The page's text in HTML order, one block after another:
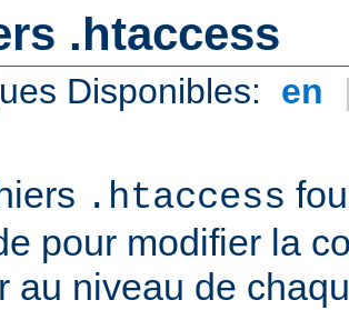
.htaccess
Disponibles: en
.htaccess
pour modifier la
au niveau de